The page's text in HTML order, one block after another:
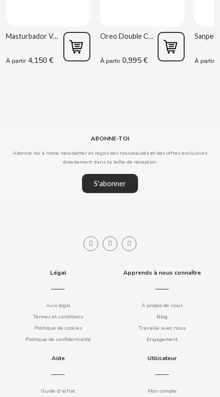
D
DISTRIBUCIÓN MAYORISTA
DON SIMON
Masturbador Vagina Estela Galáctica
À partir4,150 €
Oreo Double Cream 170 g
À partir0,995 € À partir
ABONNE-TOI
Abonne-toi à notre newsletter et reçois des nouveautés et des offres exclusives
directement dans ta boîte de réception.
S'abonner
Légal
Avis légal
Termes et conditions
Politique de cookies
Politique de confidentialité
Apprends à nous connaître
À propos de nous
Blog
Travaille avec nous
Engagement
Aide
Guide d'achat
Utilisateur
Mon compte